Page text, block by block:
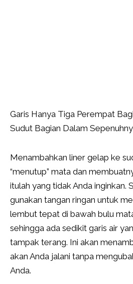
Garis Hanya Tiga Perempat
Sudut Bagian Dalam
Menambahkan liner gelap ke
“menutup” mata dan
itulah yang tidak Anda inginkan.
gunakan tangan ringan untuk
lembut tepat di bawah bulu
sehingga ada sedikit garis air
tampak terang. Ini akan
akan Anda jalani tanpa
Anda.